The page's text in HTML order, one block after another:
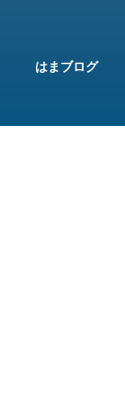
はまブログ